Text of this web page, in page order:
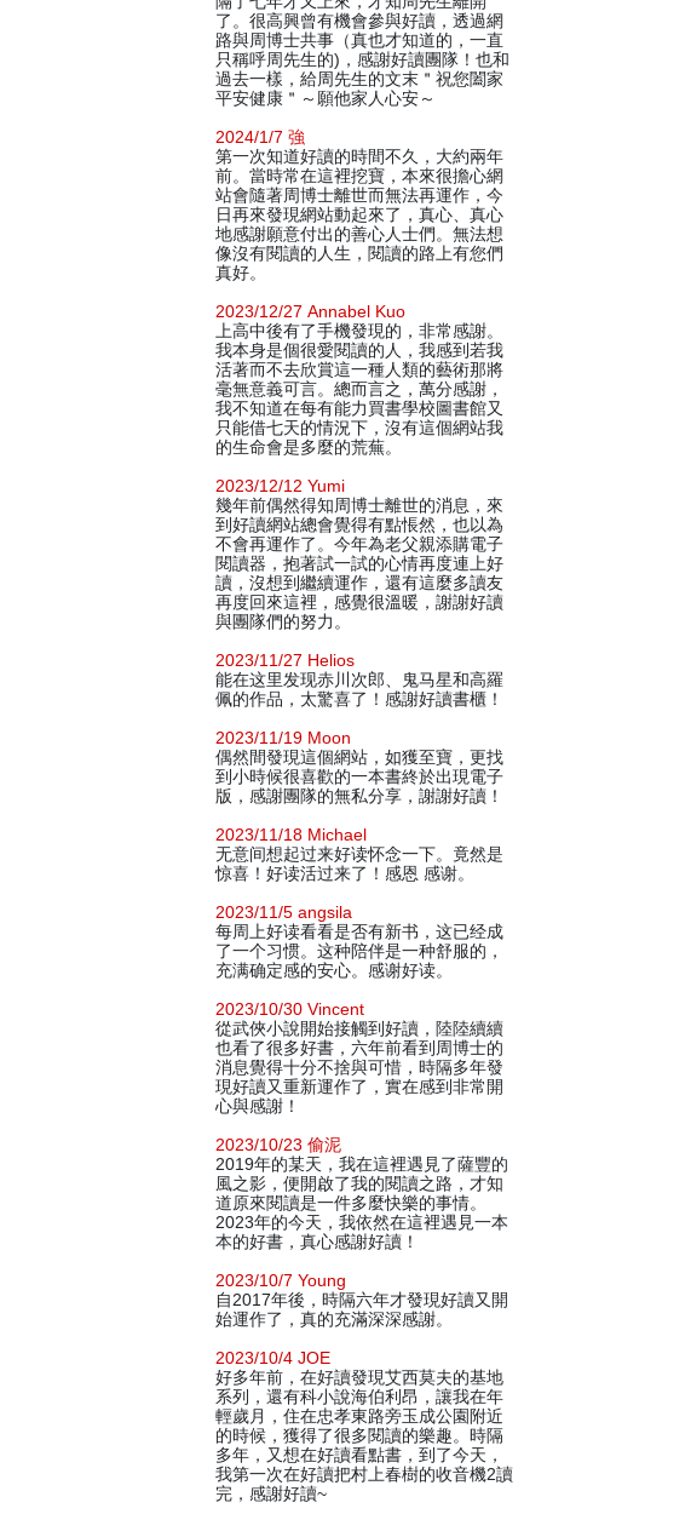
了。很高興曾有機會參與好讀，透過網
路與周博士共事（真也才知道的，一直
只稱呼周先生的)，感謝好讀團隊！也和
過去一樣，給周先生的文末＂祝您闔家
平安健康＂～願他家人心安～
2024/1/7 強
第一次知道好讀的時間不久，大約兩年
前。當時常在這裡挖寶，本來很擔心網
站會隨著周博士離世而無法再運作，今
日再來發現網站動起來了，真心、真心
地感謝願意付出的善心人士們。無法想
像沒有閱讀的人生，閱讀的路上有您們
真好。
2023/12/27 Annabel Kuo
上高中後有了手機發現的，非常感謝。
我本身是個很愛閱讀的人，我感到若我
活著而不去欣賞這一種人類的藝術那將
毫無意義可言。總而言之，萬分感謝，
我不知道在每有能力買書學校圖書館又
只能借七天的情況下，沒有這個網站我
的生命會是多麼的荒蕪。
2023/12/12 Yumi
幾年前偶然得知周博士離世的消息，來
到好讀網站總會覺得有點悵然，也以為
不會再運作了。今年為老父親添購電子
閱讀器，抱著試一試的心情再度連上好
讀，沒想到繼續運作，還有這麼多讀友
再度回來這裡，感覺很溫暖，謝謝好讀
與團隊們的努力。
2023/11/27 Helios
能在这里发现赤川次郎、鬼马星和高羅
佩的作品，太驚喜了！感謝好讀書櫃！
2023/11/19 Moon
偶然間發現這個網站，如獲至寶，更找
到小時候很喜歡的一本書終於出現電子
版，感謝團隊的無私分享，謝謝好讀！
2023/11/18 Michael
无意间想起过来好读怀念一下。竟然是
惊喜！好读活过来了！感恩 感谢。
2023/11/5 angsila
每周上好读看看是否有新书，这已经成
了一个习惯。这种陪伴是一种舒服的，
充满确定感的安心。感谢好读。
2023/10/30 Vincent
從武俠小說開始接觸到好讀，陸陸續續
也看了很多好書，六年前看到周博士的
消息覺得十分不捨與可惜，時隔多年發
現好讀又重新運作了，實在感到非常開
心與感謝！
2023/10/23 偷泥
2019年的某天，我在這裡遇見了薩豐的
風之影，便開啟了我的閱讀之路，才知
道原來閱讀是一件多麼快樂的事情。
2023年的今天，我依然在這裡遇見一本
本的好書，真心感謝好讀！
2023/10/7 Young
自2017年後，時隔六年才發現好讀又開
始運作了，真的充滿深深感謝。
2023/10/4 JOE
好多年前，在好讀發現艾西莫夫的基地
系列，還有科小說海伯利昂，讓我在年
輕歲月，住在忠孝東路旁玉成公園附近
的時候，獲得了很多閱讀的樂趣。時隔
多年，又想在好讀看點書，到了今天，
我第一次在好讀把村上春樹的收音機2讀
完，感謝好讀~